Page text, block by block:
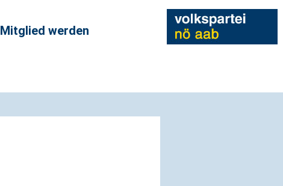
Mitglied werden